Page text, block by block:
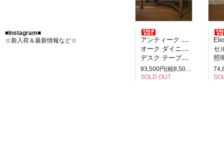
アンティーク イギリス製
オーク ダイニングテーブル
デスク テーブル 2人掛け
93,500円(税8,500円)
SOLD OUT
Elio
セル
照明
■Instagram■
☆新入荷＆最新情報など☆